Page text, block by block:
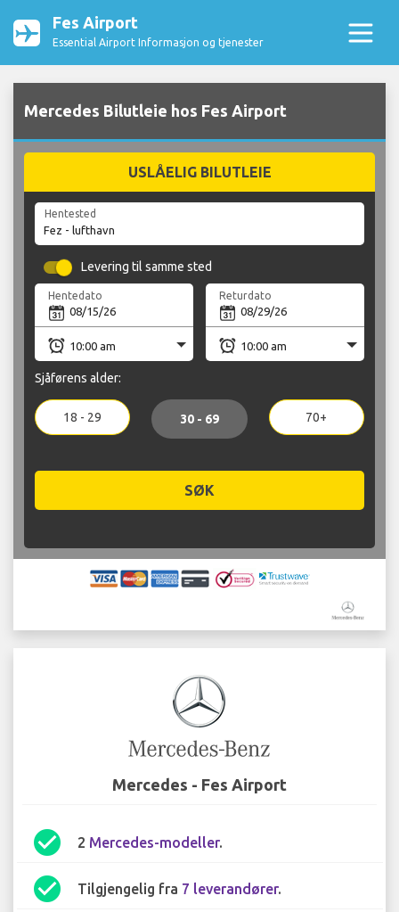
Fes Airport
Essential Airport Informasjon og tjenester
Mercedes Bilutleie hos Fes Airport
USLÅELIG BILUTLEIE
Hentested
Levering til samme sted
Hentedato Returdato
Sjåførens alder:
18 - 29 30 - 69 70+
SØK
Mercedes - Fes Airport
check_circle 2 Mercedes-modeller.
check_circle Tilgjengelig fra 7 leverandører.